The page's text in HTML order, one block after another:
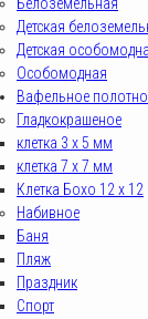
Детская
Детская
Особомодная
Вафельное
Гладкокрашеное
клетка 3 х 5 мм
клетка 7 х 7 мм
Клетка Бохо 12 x 12
Набивное
Баня
Пляж
Праздник
Спорт